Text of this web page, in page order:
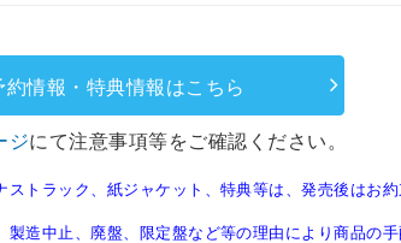
約情報・特典情報はこちら
ジにて注意事項等をご確認ください。
トラック、紙ジャケット、特典等は、発売後はお
造中止、廃盤、限定盤など等の理由により商品の